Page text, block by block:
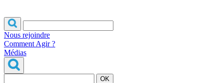
Nous rejoindre
Comment Agir ?
Médias
OK